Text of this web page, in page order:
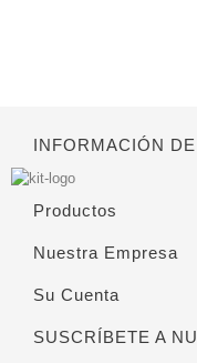
INFORMACIÓN
Productos
Nuestra Empresa
Su Cuenta
SUSCRÍBETE A